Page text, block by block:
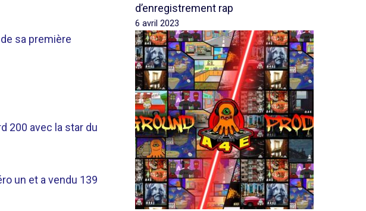
sa première
200 avec la star du
un et a vendu 139
d’enregistrement rap
6 avril 2023